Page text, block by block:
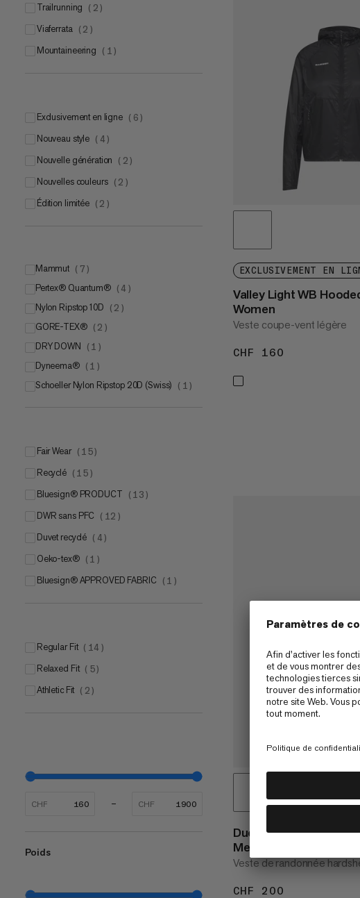
trailrunning ( 2 )
viaferrata ( 2 )
mountaineering ( 1 )
Exclusivement en ligne ( 6 )
Nouveau style ( 4 )
Nouvelle génération ( 2 )
Nouvelles couleurs ( 2 )
Édition limitée ( 2 )
Mammut ( 7 )
Mammut DRY Active
Mammut DRY Tour
Pertex® Quantum® ( 4 )
Nylon Ripstop 10D ( 2 )
GORE-TEX® ( 2 )
GORE-TEX® Infinium
DRY DOWN ( 1 )
Dyneema® ( 1 )
Schoeller Nylon Ripstop 20D (Swiss) ( 1 )
Fair Wear ( 15)
Recyclé ( 15 )
bluesign® PRODUCT ( 13 )
DWR sans PFC ( 12 )
Duvet recyclé ( 4 )
Oeko-tex® ( 1 )
bluesign® APPROVED FABRIC ( 1 )
Regular Fit ( 14 )
Relaxed Fit ( 5)
Athletic Fit ( 2 )
CHF CHF
Poids
EXCLUSIVEMENT EN
Valley Light WB
Women
Veste coupe-vent légère
CHF 160
Ducan Light HS
Men
Veste de randonnée
CHF 200